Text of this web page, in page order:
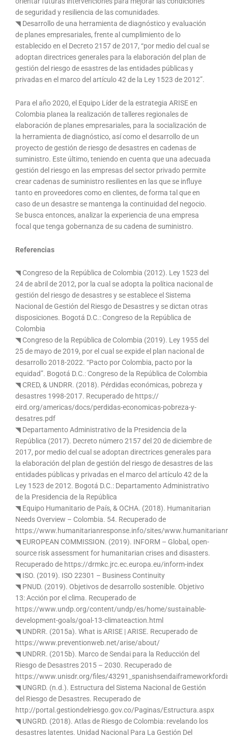
de seguridad y resiliencia de las comunidades.
◥ Desarrollo de una herramienta de diagnóstico y evaluación
de planes empresariales, frente al cumplimiento de lo
establecido en el Decreto 2157 de 2017, “por medio del cual se
adoptan directrices generales para la elaboración del plan de
gestión del riesgo de esastres de las entidades públicas y
privadas en el marco del artículo 42 de la Ley 1523 de 2012”.
Para el año 2020, el Equipo Líder de la estrategia ARISE en
Colombia planea la realización de talleres regionales de
elaboración de planes empresariales, para la socialización de
la herramienta de diagnóstico, así como el desarrollo de un
proyecto de gestión de riesgo de desastres en cadenas de
suministro. Este último, teniendo en cuenta que una adecuada
gestión del riesgo en las empresas del sector privado permite
crear cadenas de suministro resilientes en las que se influye
tanto en proveedores como en clientes, de forma tal que en
caso de un desastre se mantenga la continuidad del negocio.
Se busca entonces, analizar la experiencia de una empresa
focal que tenga gobernanza de su cadena de suministro.
Referencias
◥ Congreso de la República de Colombia (2012). Ley 1523 del
24 de abril de 2012, por la cual se adopta la política nacional de
gestión del riesgo de desastres y se establece el Sistema
Nacional de Gestión del Riesgo de Desastres y se dictan otras
disposiciones. Bogotá D.C.: Congreso de la República de
Colombia
◥ Congreso de la República de Colombia (2019). Ley 1955 del
25 de mayo de 2019, por el cual se expide el plan nacional de
desarrollo 2018-2022. “Pacto por Colombia, pacto por la
equidad”. Bogotá D.C.: Congreso de la República de Colombia
◥ CRED, & UNDRR. (2018). Pérdidas económicas, pobreza y
desastres 1998-2017. Recuperado de https://
eird.org/americas/docs/perdidas-economicas-pobreza-y-
desatres.pdf
◥ Departamento Administrativo de la Presidencia de la
República (2017). Decreto número 2157 del 20 de diciembre de
2017, por medio del cual se adoptan directrices generales para
la elaboración del plan de gestión del riesgo de desastres de las
entidades públicas y privadas en el marco del artículo 42 de la
Ley 1523 de 2012. Bogotá D.C.: Departamento Administrativo
de la Presidencia de la República
◥ Equipo Humanitario de País, & OCHA. (2018). Humanitarian
Needs Overview – Colombia. 54. Recuperado de
https://www.humanitarianresponse.info/sites/
◥ EUROPEAN COMMISSION. (2019). INFORM – Global, open-
source risk assessment for humanitarian crises and disasters.
Recuperado de https://drmkc.jrc.ec.europa.eu/inform-index
◥ ISO. (2019). ISO 22301 – Business Continuity
◥ PNUD. (2019). Objetivos de desarrollo sostenible. Objetivo
13: Acción por el clima. Recuperado de
https://www.undp.org/content/undp/es/home/sustainable-
development-goals/goal-13-climateaction.html
◥ UNDRR. (2015a). What is ARISE | ARISE. Recuperado de
https://www.preventionweb.net/arise/about/
◥ UNDRR. (2015b). Marco de Sendai para la Reducción del
Riesgo de Desastres 2015 – 2030. Recuperado de
https://www.unisdr.org/files/
◥ UNGRD. (n.d.). Estructura del Sistema Nacional de Gestión
del Riesgo de Desastres. Recuperado de
http://portal.gestiondelriesgo.gov.co/Paginas/Estructura.aspx
◥ UNGRD. (2018). Atlas de Riesgo de Colombia: revelando los
desastres latentes. Unidad Nacional Para La Gestión Del